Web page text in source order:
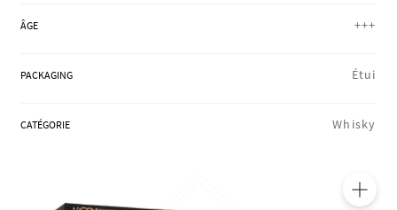
ÂGE +++
PACKAGING Étui
CATÉGORIE Whisky